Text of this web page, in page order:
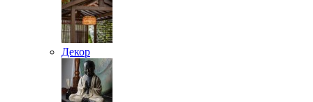
Декор